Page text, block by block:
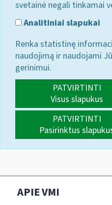
svetainė negali tinkamai
Analitiniai slapukai
Renka statistinę
naudojimą ir naudojami
gerinimui.
PATVIRTINTI
Visus slapukus
PATVIRTINTI
Pasirinktus
APIE VMI